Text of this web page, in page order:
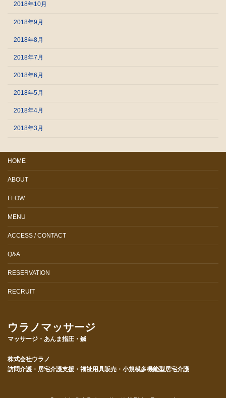
2018年10月
2018年9月
2018年8月
2018年7月
2018年6月
2018年5月
2018年4月
2018年3月
HOME
ABOUT
FLOW
MENU
ACCESS / CONTACT
Q&A
RESERVATION
RECRUIT
ウラノマッサージ
マッサージ・あんま指圧・鍼
株式会社ウラノ
訪問介護・居宅介護支援・福祉用具販売・小規模多機能型居宅介護